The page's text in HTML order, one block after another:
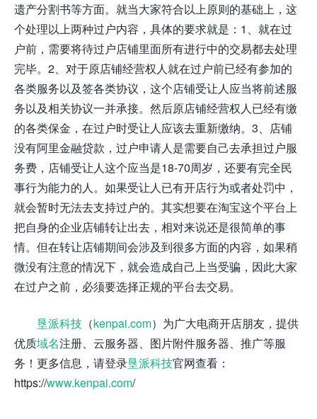
遗产分割书等方面。就当大家符合以上原则的基础上，这
个处理以上两种过户内容，具体的要求就是：1、就在过
户前，需要将待过户店铺里面所有进行中的交易都去处理
完毕。2、对于原店铺经营权人就在过户前已经有参加的
各类服务以及签各类协议，这个店铺受让人应当将前述服
务以及相关协议一并承接。然后原店铺经营权人已经有缴
的各类保金，在过户时受让人应该去重新缴纳。3、店铺
没有阿里金融贷款，过户申请人是需要自己去承担过户服
务费，店铺受让人这个应当是18-70周岁，还要有完全民
事行为能力的人。如果受让人已有开店行为或者处罚中，
就会暂时无法去支持过户的。其实想要在淘宝这个平台上
把自身的企业店铺转让出去，相对来说还是很简单的事
情。但在转让店铺期间会涉及到很多方面的内容，如果稍
微没有注意的情况下，就会造成自己上当受骗，因此大家
在过户之前，必须要选择正规的平台去交易。
垦派科技 （kenpai.com）为广大电商开店朋友，提供
优质域名注册、云服务器、图片附件服务器、推广等服
务！更多信息，请登录垦派科技官网查看：
https://www.kenpai.com/